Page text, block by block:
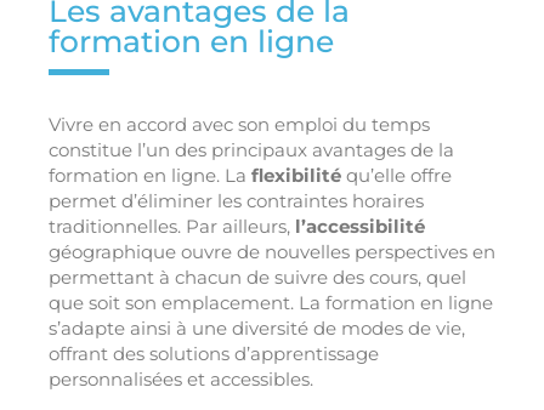
Les avantages de la
formation en ligne
Vivre en accord avec son emploi du temps
constitue l’un des principaux avantages de la
formation en ligne. La flexibilité qu’elle offre
permet d’éliminer les contraintes horaires
traditionnelles. Par ailleurs, l’accessibilité
géographique ouvre de nouvelles perspectives en
permettant à chacun de suivre des cours, quel
que soit son emplacement. La formation en ligne
s’adapte ainsi à une diversité de modes de vie,
offrant des solutions d’apprentissage
personnalisées et accessibles.